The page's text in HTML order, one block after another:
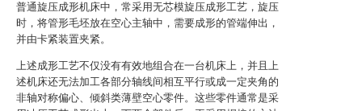
普通旋压成形机床中，常采用无芯模旋压成形工艺，旋压
时，将管形毛坯放在空心主轴中，需要成形的管端伸出，
并由卡紧装置夹紧。
上述成形工艺不仅没有有效地组合在一台机床上，并且上
述机床还无法加工各部分轴线间相互平行或成一定夹角的
非轴对称偏心、倾斜类薄壁空心零件。这些零件通常是采